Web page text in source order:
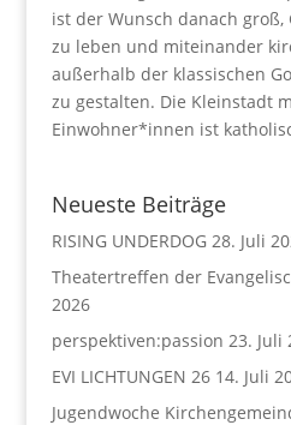
ist der Wunsch danach
zu leben und miteinander
außerhalb der klassischen
zu gestalten. Die Kleinstadt
Einwohner*innen ist
Neueste Beiträge
RISING UNDERDOG 28. Juli
Theatertreffen der
2026
perspektiven:passion 23. Juli
EVI LICHTUNGEN 26 14. Juli
Jugendwoche